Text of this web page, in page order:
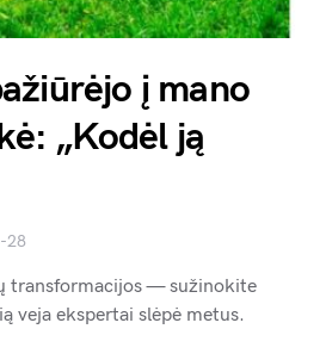
į mano
„Kodėl ją
28
transformacijos — sužinokite
veja ekspertai slėpė metus.